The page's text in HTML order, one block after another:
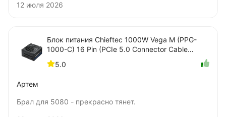
12 июля 2026
Блок питания Chieftec 1000W Vega M (PPG-
1000-C) 16 Pin (PCIe 5.0 Connector Cable
Details)
5.0
Артем
Брал для 5080 - прекрасно тянет.